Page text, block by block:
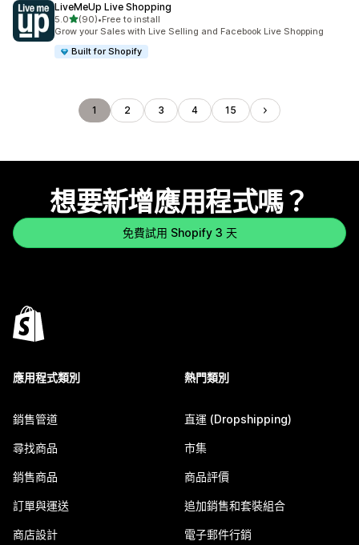
LiveMeUp Live Shopping
5.0滿分 5 顆星
(90)
共有 90 則評價
•Free to install
Grow your Sales with Live Selling and Facebook Live Shopping
Built for Shopify
1 2 3 4 15
想要新增應用程式嗎？
免費試用 Shopify 3 天
應用程式類別
銷售管道
尋找商品
銷售商品
訂單與運送
商店設計
熱門類別
直運 (Dropshipping)
市集
商品評價
追加銷售和套裝組合
電子郵件行銷